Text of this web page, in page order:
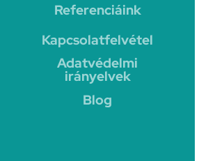
Referenciáink
Kapcsolatfelvétel
Adatvédelmi
irányelvek
Blog